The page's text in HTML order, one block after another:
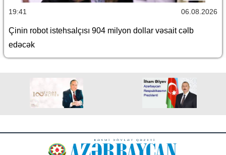
19:41 06.08.2026
Çinin robot istehsalçısı 904 milyon dollar vəsait cəlb
edəcək